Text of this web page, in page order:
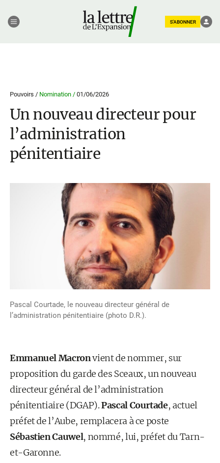
S'ABONNER
Pouvoirs / Nomination / 01/06/2026
Un nouveau directeur pour
l’administration
pénitentiaire
Pascal Courtade, le nouveau directeur général de
l’administration pénitentiaire (photo D.R.).
Emmanuel Macronvient de nommer, sur
proposition du garde des Sceaux, un nouveau
directeur général de l’administration
pénitentiaire (DGAP).Pascal Courtade, actuel
préfet de l’Aube, remplacera à ce poste
Sébastien Cauwel, nommé, lui, préfet du Tarn-
et-Garonne.